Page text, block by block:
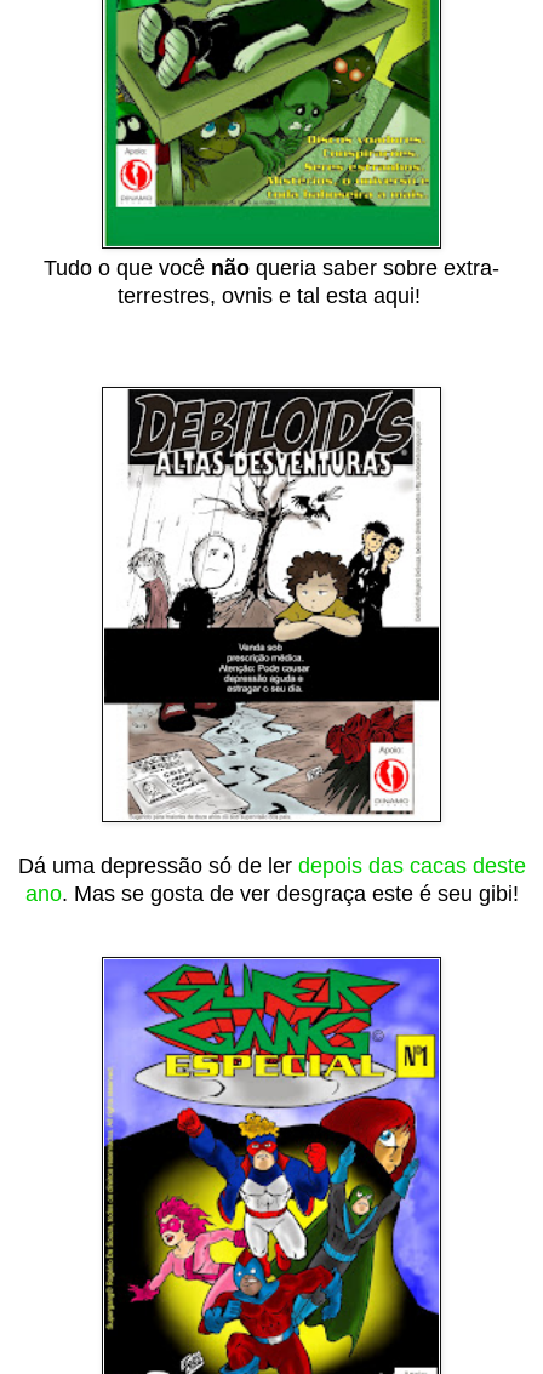
Tudo o que você não queria saber sobre extra-
terrestres, ovnis e tal esta aqui!
Dá uma depressão só de ler depois das cacas deste
ano. Mas se gosta de ver desgraça este é seu gibi!